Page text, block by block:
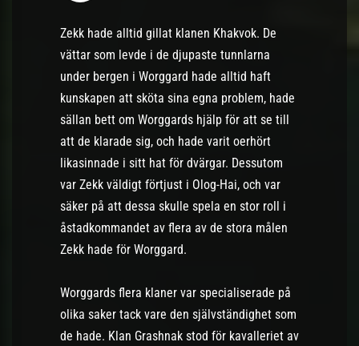
Zekk hade alltid gillat klanen Khakvok. De
vättar som levde i de djupaste tunnlarna
under bergen i Worggard hade alltid haft
kunskapen att sköta sina egna problem, hade
sällan bett om Worggards hjälp för att se till
att de klarade sig, och hade varit oerhört
likasinnade i sitt hat för dvärgar. Dessutom
var Zekk väldigt förtjust i Olog-Hai, och var
säker på att dessa skulle spela en stor roll i
åstadkommandet av flera av de stora målen
Zekk hade för Worggard.
Worggards flera klaner var specialiserade på
olika saker tack vare den självständighet som
de hade. Klan Grashnak stod för kavalleriet av